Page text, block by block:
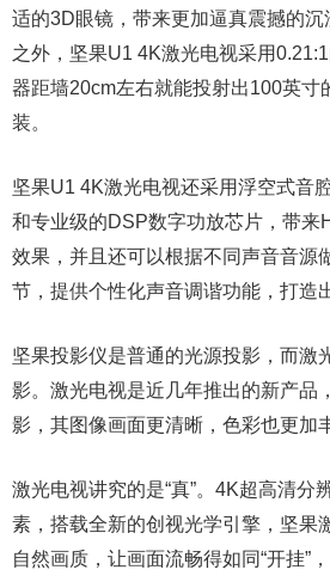
适的3D眼镜，带来更加逼真震撼的
之外，坚果U1 4K激光电视采用
器距墙20cm左右就能投射出100英寸
装。
坚果U1 4K激光电视还采用浮空式音
和专业级的DSP数字功放芯片，带来
效果，并且还可以根据不同声音音源
节，提供个性化声音调谐功能，打造
坚果投影仪是普通的光源投影，而激
影。激光电视是近几年推出的新产品
影，其图像画面更清晰，色彩也更加
激光电视讲究的是“真”。4K超高清分
素，搭载全新的创视光学引擎，坚果
自然画质，让画面流畅得如同“开挂”